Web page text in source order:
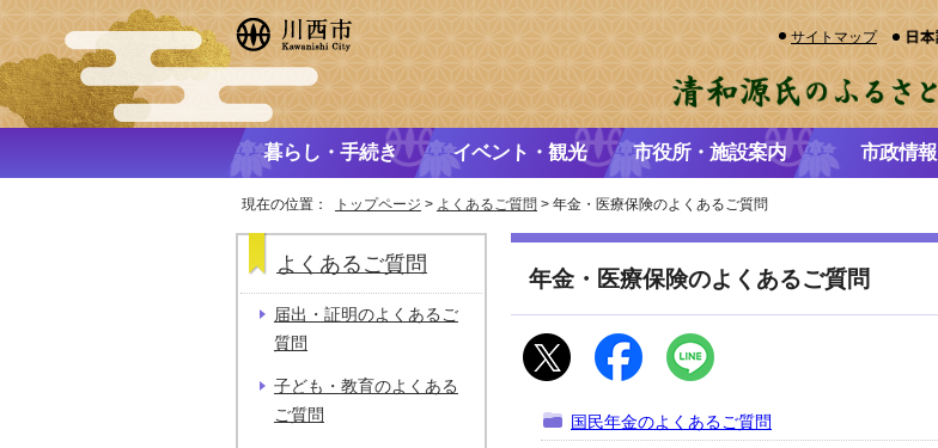
サイトマップ
暮らし・手続き イベント・観光 市役所・施設案内 市政情報
現在の位置： トップページ > よくあるご質問 > 年金・医療保険のよくあるご質問
年金・医療保険のよくあるご質問
国民年金のよくあるご質問
よくあるご質問
届出・証明のよくあるご
質問
子ども・教育のよくある
ご質問